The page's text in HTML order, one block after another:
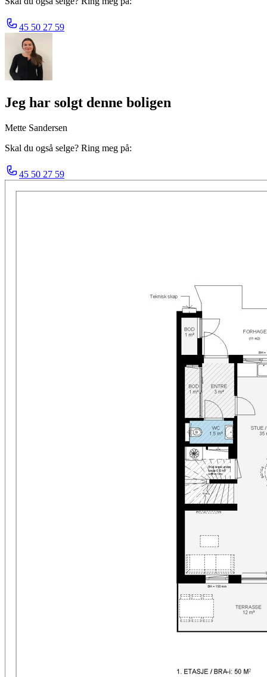
45 50 27 59
Jeg har solgt denne boligen
Mette Sandersen
Skal du også selge? Ring meg på:
45 50 27 59